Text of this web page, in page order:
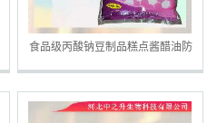
食品级丙酸钠豆制品糕点酱醋油防
霉丙酸钠亮大优惠